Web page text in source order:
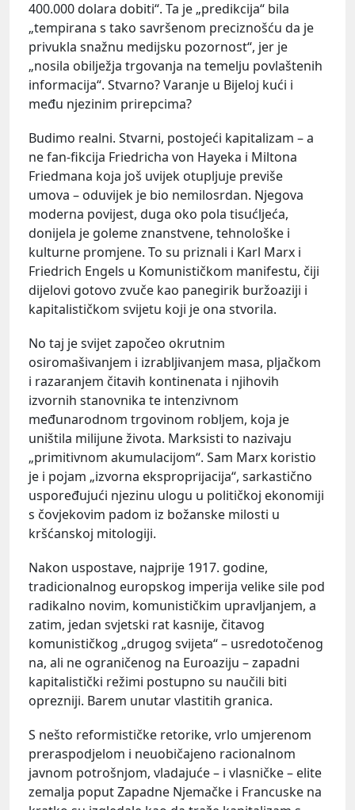
400.000 dolara dobiti“. Ta je „predikcija“ bila
„tempirana s tako savršenom preciznošću da je
privukla snažnu medijsku pozornost“, jer je
„nosila obilježja trgovanja na temelju povlaštenih
informacija“. Stvarno? Varanje u Bijeloj kući i
među njezinim prirepcima?
Budimo realni. Stvarni, postojeći kapitalizam – a
ne fan-fikcija Friedricha von Hayeka i Miltona
Friedmana koja još uvijek otupljuje previše
umova – oduvijek je bio nemilosrdan. Njegova
moderna povijest, duga oko pola tisućljeća,
donijela je goleme znanstvene, tehnološke i
kulturne promjene. To su priznali i Karl Marx i
Friedrich Engels u Komunističkom manifestu, čiji
dijelovi gotovo zvuče kao panegirik buržoaziji i
kapitalističkom svijetu koji je ona stvorila.
No taj je svijet započeo okrutnim
osiromašivanjem i izrabljivanjem masa, pljačkom
i razaranjem čitavih kontinenata i njihovih
izvornih stanovnika te intenzivnom
međunarodnom trgovinom robljem, koja je
uništila milijune života. Marksisti to nazivaju
„primitivnom akumulacijom“. Sam Marx koristio
je i pojam „izvorna eksproprijacija“, sarkastično
uspoređujući njezinu ulogu u političkoj ekonomiji
s čovjekovim padom iz božanske milosti u
kršćanskoj mitologiji.
Nakon uspostave, najprije 1917. godine,
tradicionalnog europskog imperija velike sile pod
radikalno novim, komunističkim upravljanjem, a
zatim, jedan svjetski rat kasnije, čitavog
komunističkog „drugog svijeta“ – usredotočenog
na, ali ne ograničenog na Euroaziju – zapadni
kapitalistički režimi postupno su naučili biti
oprezniji. Barem unutar vlastitih granica.
S nešto reformističke retorike, vrlo umjerenom
preraspodjelom i neuobičajeno racionalnom
javnom potrošnjom, vladajuće – i vlasničke – elite
zemalja poput Zapadne Njemačke i Francuske na